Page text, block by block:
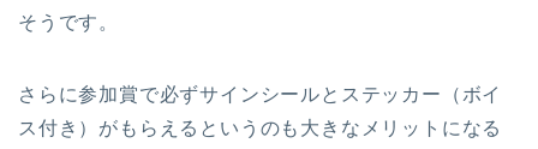
そうです。
さらに参加賞で必ずサインシールとステッカー（ボイ
ス付き）がもらえるというのも大きなメリットになる